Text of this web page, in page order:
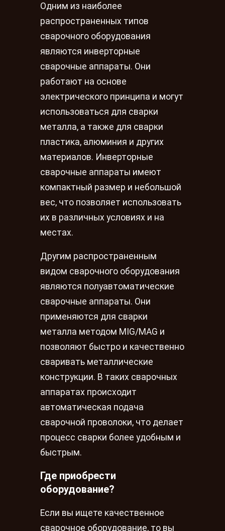
Одним из наиболее
распространенных типов
сварочного оборудования
являются инверторные
сварочные аппараты. Они
работают на основе
электрического принципа и могут
использоваться для сварки
металла, а также для сварки
пластика, алюминия и других
материалов. Инверторные
сварочные аппараты имеют
компактный размер и небольшой
вес, что позволяет использовать
их в различных условиях и на
местах.
Другим распространенным
видом сварочного оборудования
являются полуавтоматические
сварочные аппараты. Они
применяются для сварки
металла методом MIG/MAG и
позволяют быстро и качественно
сваривать металлические
конструкции. В таких сварочных
аппаратах происходит
автоматическая подача
сварочной проволоки, что делает
процесс сварки более удобным и
быстрым.
Где приобрести
оборудование?
Если вы ищете качественное
сварочное оборудование, то вы